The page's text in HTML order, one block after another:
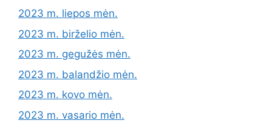
2023 m. liepos mėn.
2023 m. birželio mėn.
2023 m. gegužės mėn.
2023 m. balandžio mėn.
2023 m. kovo mėn.
2023 m. vasario mėn.